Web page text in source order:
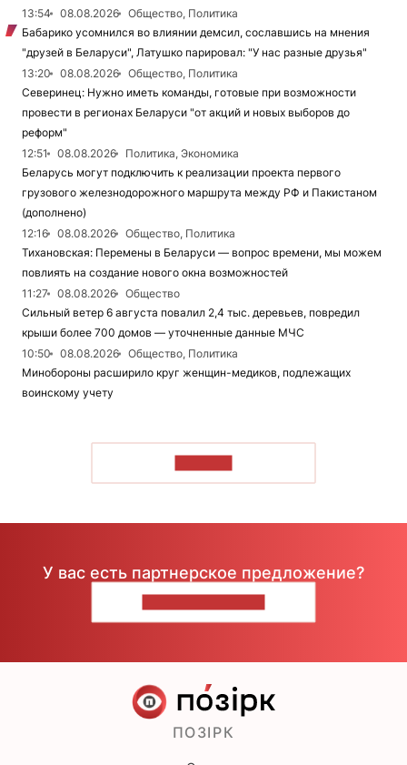
13:54
08.08.2026
Общество, Политика
Бабарико усомнился во влиянии демсил, сославшись на мнения
"друзей в Беларуси", Латушко парировал: "У нас разные друзья"
13:20
08.08.2026
Общество, Политика
Северинец: Нужно иметь команды, готовые при возможности
провести в регионах Беларуси "от акций и новых выборов до
реформ"
12:51
08.08.2026
Политика, Экономика
Беларусь могут подключить к реализации проекта первого
грузового железнодорожного маршрута между РФ и Пакистаном
(дополнено)
12:16
08.08.2026
Общество, Политика
Тихановская: Перемены в Беларуси — вопрос времени, мы можем
повлиять на создание нового окна возможностей
11:27
08.08.2026
Общество
Сильный ветер 6 августа повалил 2,4 тыс. деревьев, повредил
крыши более 700 домов — уточненные данные МЧС
10:50
08.08.2026
Общество, Политика
Минобороны расширило круг женщин-медиков, подлежащих
воинскому учету
У вас есть партнерское предложение?
ПОЗІРК